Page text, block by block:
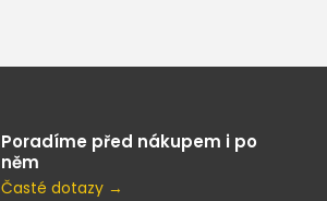
Poradíme před nákupem i po
něm
Časté dotazy →